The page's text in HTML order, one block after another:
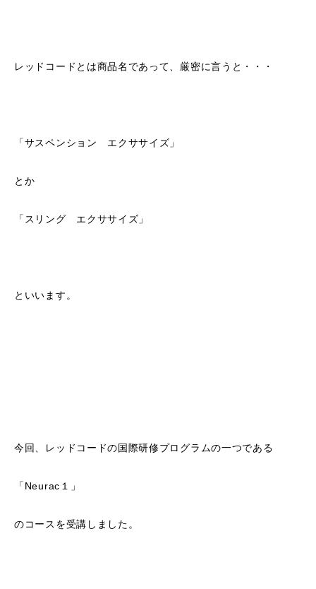
レッドコードとは商品名であって、厳密に言うと・・・
「サスペンション エクササイズ」
とか
「スリング エクササイズ」
といいます。
今回、レッドコードの国際研修プログラムの一つである
「Neurac１」
のコースを受講しました。